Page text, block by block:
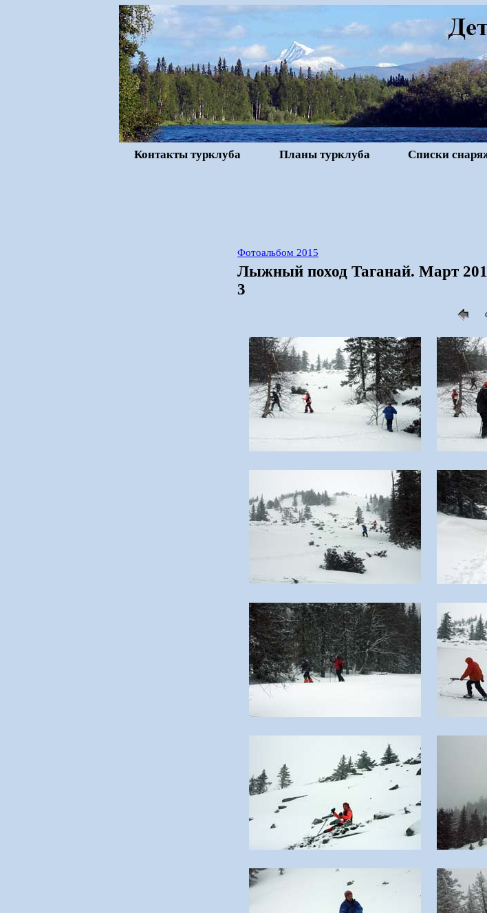
Контакты турклуба Планы турклуба Списки
Фотоальбом 2015
Лыжный поход Таганай. Март
3